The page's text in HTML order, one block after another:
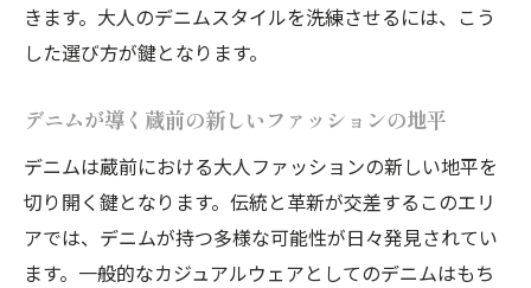
きます。大人のデニムスタイルを洗練させるには、こう
した選び方が鍵となります。
デニムが導く蔵前の新しいファッションの地平
デニムは蔵前における大人ファッションの新しい地平を
切り開く鍵となります。伝統と革新が交差するこのエリ
アでは、デニムが持つ多様な可能性が日々発見されてい
ます。一般的なカジュアルウェアとしてのデニムはもち